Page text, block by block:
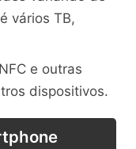
vários TB,
e outras
dispositivos.